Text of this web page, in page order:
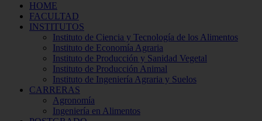
HOME
FACULTAD
INSTITUTOS
Instituto de Ciencia y Tecnología de los Alimentos
Instituto de Economía Agraria
Instituto de Producción y Sanidad Vegetal
Instituto de Producción Animal
Instituto de Ingeniería Agraria y Suelos
CARRERAS
Agronomía
Ingeniería en Alimentos